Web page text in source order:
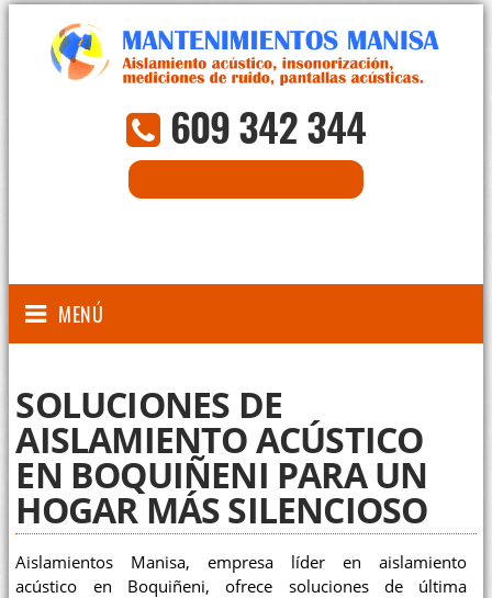
609 342 344
MENÚ
SOLUCIONES DE
AISLAMIENTO ACÚSTICO
EN BOQUIÑENI PARA UN
HOGAR MÁS SILENCIOSO
Aislamientos Manisa, empresa líder en aislamiento
acústico en Boquiñeni, ofrece soluciones de última